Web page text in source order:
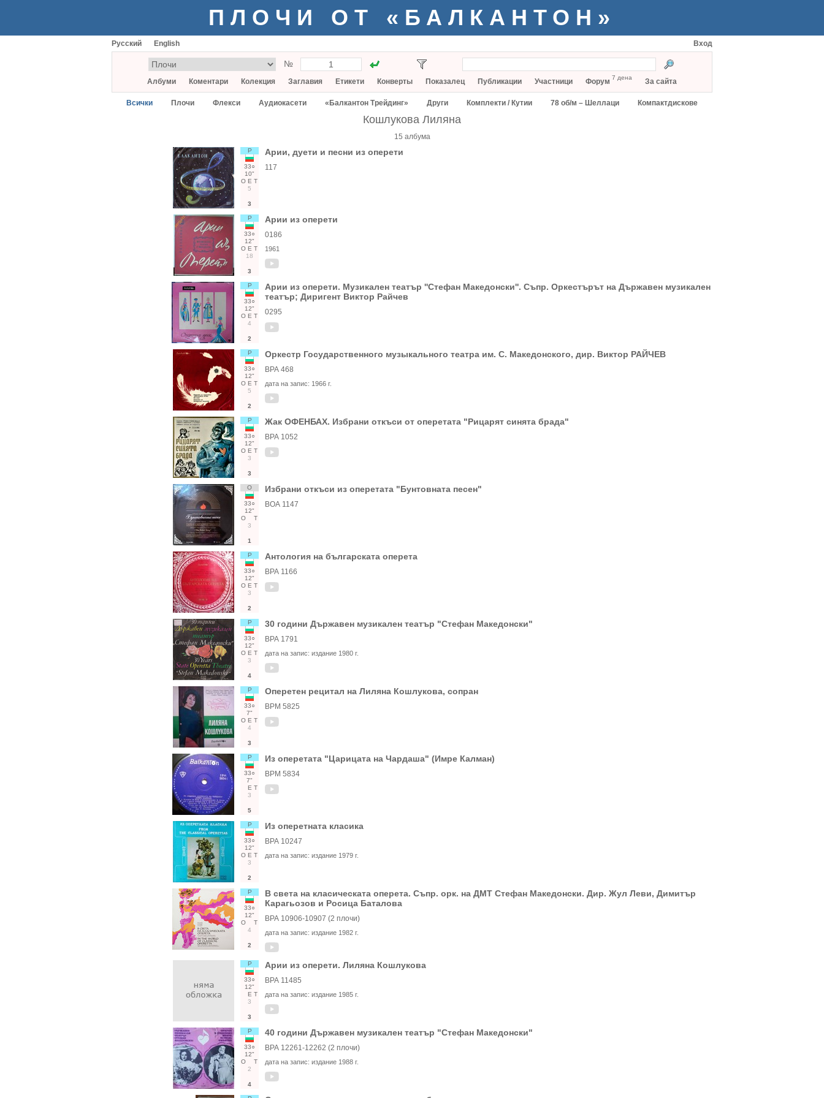
ПЛОЧИ ОТ «БАЛКАНТОН»
Русский English Вход
№
Албуми Коментари Колекция Заглавия Етикети Конверты Показалец Публикации Участници Форум 7 дена За сайта
Всички Плочи Флекси Аудиокасети «Балкантон Трейдинг» Други Комплекти / Кутии 78 об/м – Шеллаци Компактдискове
Кошлукова Лиляна
15 албума
Р
33○
10"
О Е Т
5
3
Арии, дуети и песни из оперети
117
Р
33○
12"
О Е Т
18
3
Арии из оперети
0186
1961
Р
33○
12"
О Е Т
4
2
Арии из оперети. Музикален театър ''Стефан Македонски''. Съпр. Оркестърът на Държавен музикален
театър; Диригент Виктор Райчев
0295
Р
33○
12"
О Е Т
5
2
Оркестр Государственного музыкального театра им. С. Македонского, дир. Виктор РАЙЧЕВ
ВРА 468
дата на запис: 1966 г.
Р
33○
12"
О Е Т
3
3
Жак ОФЕНБАХ. Избрани откъси от оперетата "Рицарят синята брада"
ВРА 1052
О
33○
12"
О
Т
3
1
Избрани откъси из оперетата "Бунтовната песен"
ВОА 1147
Р
33○
12"
О Е Т
3
2
Антология на българската оперета
ВРА 1166
Р
33○
12"
О Е Т
3
4
30 години Държавен музикален театър "Стефан Македонски"
ВРА 1791
дата на запис: издание 1980 г.
Р
33○
7"
О Е Т
4
3
Оперетен рецитал на Лиляна Кошлукова, сопран
ВРМ 5825
Р
33○
7"
Е Т
3
5
Из оперетата "Царицата на Чардаша" (Имре Калман)
ВРМ 5834
Р
33○
12"
О Е Т
3
2
Из оперетната класика
ВРА 10247
дата на запис: издание 1979 г.
Р
33○
12"
О
Т
4
2
В света на класическата оперета. Съпр. орк. на ДМТ Стефан Македонски. Дир. Жул Леви, Димитър
Карагьозов и Росица Баталова
ВРА 10906-10907 (2 плочи)
дата на запис: издание 1982 г.
Р
33○
12"
Е Т
3
3
Арии из оперети. Лиляна Кошлукова
ВРА 11485
дата на запис: издание 1985 г.
Р
33○
12"
О
Т
2
4
40 години Държавен музикален театър "Стефан Македонски"
ВРА 12261-12262 (2 плочи)
дата на запис: издание 1988 г.